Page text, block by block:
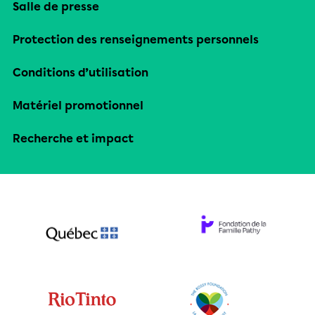
Salle de presse
Protection des renseignements personnels
Conditions d’utilisation
Matériel promotionnel
Recherche et impact